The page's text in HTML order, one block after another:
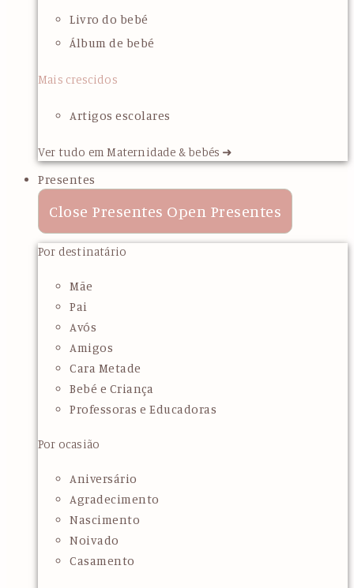
Livro do bebé
Álbum de bebé
Mais crescidos
Artigos escolares
Ver tudo em Maternidade & bebés ➜
Presentes
Close Presentes Open Presentes
Por destinatário
Mãe
Pai
Avós
Amigos
Cara Metade
Bebé e Criança
Professoras e Educadoras
Por ocasião
Aniversário
Agradecimento
Nascimento
Noivado
Casamento